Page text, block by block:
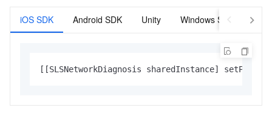
iOS SDK Android SDK Unity Windows SDK
[[SLSNetworkDiagnosis sharedInstance]